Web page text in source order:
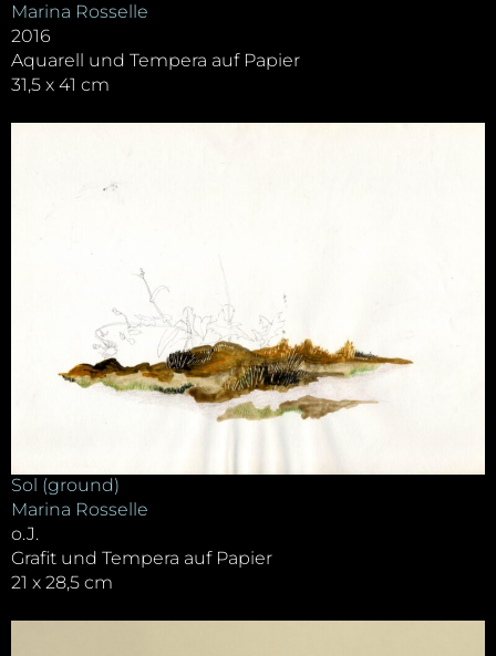
Marina Rosselle
2016
Aquarell und Tempera auf Papier
31,5 x 41 cm
Sol (ground)
Marina Rosselle
o.J.
Grafit und Tempera auf Papier
21 x 28,5 cm